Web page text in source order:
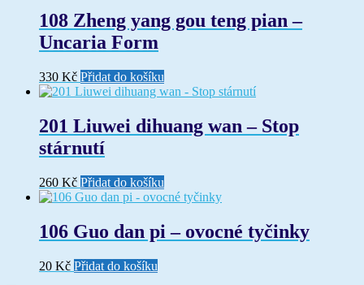
108 Zheng yang gou teng pian –
Uncaria Form
330 Kč Přidat do košíku
201 Liuwei dihuang wan – Stop
stárnutí
260 Kč Přidat do košíku
106 Guo dan pi – ovocné tyčinky
20 Kč Přidat do košíku